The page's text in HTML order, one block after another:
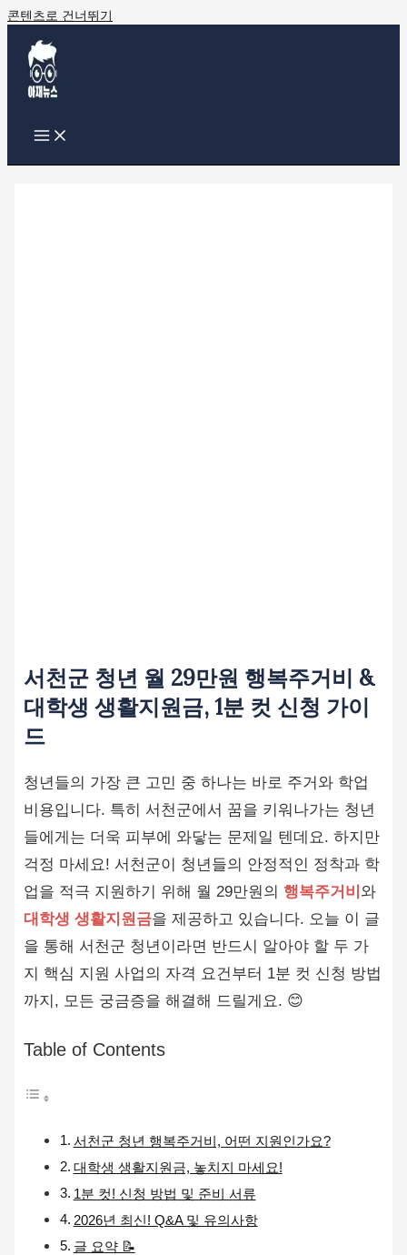
콘텐츠로 건너뛰기
서천군 청년 월 29만원 행복주거비 &
대학생 생활지원금, 1분 컷 신청 가이
드
청년들의 가장 큰 고민 중 하나는 바로 주거와 학업
비용입니다. 특히 서천군에서 꿈을 키워나가는 청년
들에게는 더욱 피부에 와닿는 문제일 텐데요. 하지만
걱정 마세요! 서천군이 청년들의 안정적인 정착과 학
업을 적극 지원하기 위해 월 29만원의 행복주거비 와
대학생 생활지원금을 제공하고 있습니다. 오늘 이 글
을 통해 서천군 청년이라면 반드시 알아야 할 두 가
지 핵심 지원 사업의 자격 요건부터 1분 컷 신청 방법
까지, 모든 궁금증을 해결해 드릴게요. 😊
Table of Contents
서천군 청년 행복주거비, 어떤 지원인가요?
대학생 생활지원금, 놓치지 마세요!
1분 컷! 신청 방법 및 준비 서류
2026년 최신! Q&A 및 유의사항
글 요약 📝